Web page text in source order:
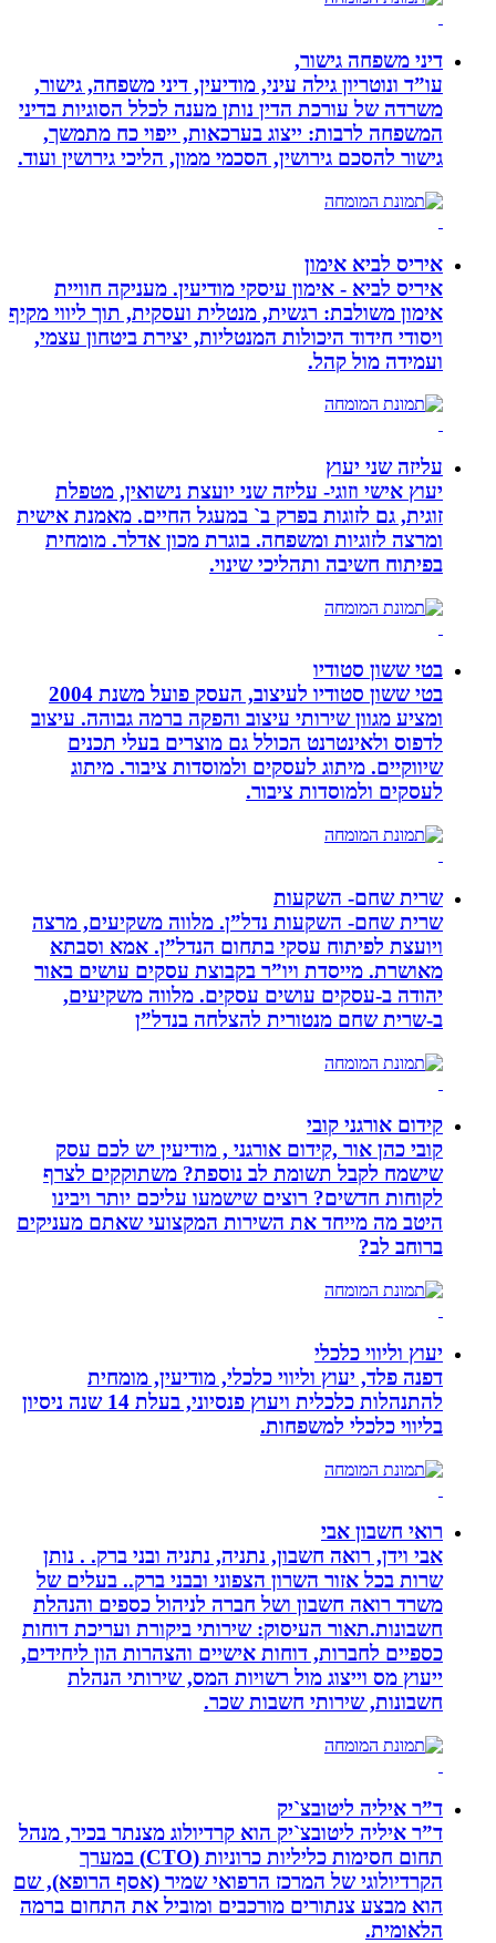
דיני משפחה גישור,
עו”ד ונוטריון גילה עיני, מודיעין, דיני משפחה, גישור,
משרדה של עורכת הדין נותן מענה לכלל הסוגיות בדיני
המשפחה לרבות: ייצוג בערכאות, ייפוי כח מתמשך,
גישור להסכם גירושין, הסכמי ממון, הליכי גירושין ועוד.
איריס לביא אימון
איריס לביא - אימון עיסקי מודיעין. מעניקה חוויית
אימון משולבת: רגשית, מנטלית ועסקית, תוך ליווי מקיף
ויסודי חידוד היכולות המנטליות, יצירת ביטחון עצמי,
ועמידה מול קהל.
עליזה שני יעוץ
יעוץ אישי וזוגי- עליזה שני יועצת נישואין, מטפלת
זוגית, גם לזוגות בפרק ב` במעגל החיים. מאמנת אישית
ומרצה לזוגיות ומשפחה. בוגרת מכון אדלר. מומחית
בפיתוח חשיבה ותהליכי שינוי.
בטי ששון סטודיו
בטי ששון סטודיו לעיצוב, העסק פועל משנת 2004
ומציע מגוון שירותי עיצוב והפקה ברמה גבוהה. עיצוב
לדפוס ולאינטרנט הכולל גם מוצרים בעלי תכנים
שיווקיים. מיתוג לעסקים ולמוסדות ציבור. מיתוג
לעסקים ולמוסדות ציבור.
שרית שחם- השקעות
שרית שחם- השקעות נדל”ן. מלווה משקיעים, מרצה
ויועצת לפיתוח עסקי בתחום הנדל”ן. אמא וסבתא
מאושרת. ‏מייסדת ויו”ר בקבוצת עסקים עושים באור
יהודה‏ ב-‏עסקים עושים עסקים‏. ‏מלווה משקיעים,
ב-‏שרית שחם מנטורית להצלחה בנדל”ן‏
קידום אורגני קובי
קובי כהן אור ,קידום אורגני , מודיעין יש לכם עסק
שישמח לקבל תשומת לב נוספת? משתוקקים לצרף
לקוחות חדשים? רוצים שישמעו עליכם יותר ויבינו
היטב מה מייחד את השירות המקצועי שאתם מעניקים
ברוחב לב?
יעוץ וליווי כלכלי
דפנה פלד, יעוץ וליווי כלכלי, מודיעין, מומחית
להתנהלות כלכלית ויעוץ פנסיוני, בעלת 14 שנה ניסיון
בליווי כלכלי למשפחות.
רואי חשבון אבי
אבי וידן, רואה חשבון, נתניה, נתניה ובני ברק. . נותן
שרות בכל אזור השרון הצפוני ובבני ברק.. בעלים של
משרד רואה חשבון ושל חברה לניהול כספים והנהלת
חשבונות.תאור העיסוק: שירותי ביקורת ועריכת דוחות
כספיים לחברות, דוחות אישיים והצהרות הון ליחידים,
ייעוץ מס וייצוג מול רשויות המס, שירותי הנהלת
חשבונות, שירותי חשבות שכר.
ד”ר איליה ליטובצ`יק
ד”ר איליה ליטובצ`יק הוא קרדיולוג מצנתר בכיר, מנהל
תחום חסימות כליליות כרוניות (CTO) במערך
הקרדיולוגי של המרכז הרפואי שמיר (אסף הרופא), שם
הוא מבצע צנתורים מורכבים ומוביל את התחום ברמה
הלאומית.